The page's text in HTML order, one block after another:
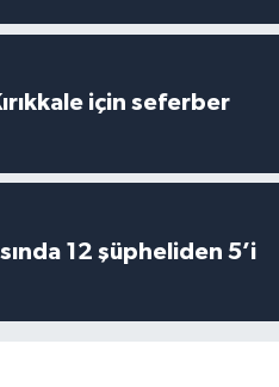
için seferber
12 şüpheliden 5’i